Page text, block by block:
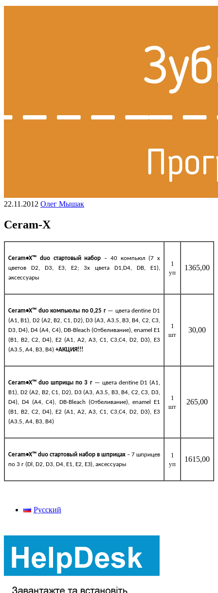
22.11.2012 Олег Мышак
Ceram-X
Ceram•X™ duo стартовый набор – 40 компьюл (7 х
цветов D2, D3, E3, E2; 3х цвета D1,D4, DB, E1),
аксессуары
1
уп
1365,00
Ceram•X™ duoкомпьюлы по0,25 г— цвета dentine D1
(A1, B1), D2 (A2, B2, C1, D2), D3 (A3, A3.5, B3, B4, C2, C3,
D3, D4), D4 (A4, C4), DB-Bleach (Отбеливание), enamel E1
(B1, B2, C2, D4), E2 (A1, A2, A3, C1, C3,C4, D2, D3), E3
(A3.5, A4, B3, B4) +АКЦИЯ !!!
1
шт
30,00
Ceram•X™ duoшприцы по 3 г— цвета dentine D1 (A1,
B1), D2 (A2, B2, C1, D2), D3 (A3, A3.5, B3, B4, C2, C3, D3,
D4), D4 (A4, C4), DB-Bleach (Отбеливание), enamel E1
(B1, B2, C2, D4), E2 (A1, A2, A3, C1, C3,C4, D2, D3), E3
(A3.5, A4, B3, B4)
1
шт
265,00
Ceram•X™ duo стартовый набор в шприцах – 7 шприцев
по 3 г (Dl, D2, D3, D4, Е1, Е2, ЕЗ), аксессуары
1
уп
1615,00
Русский